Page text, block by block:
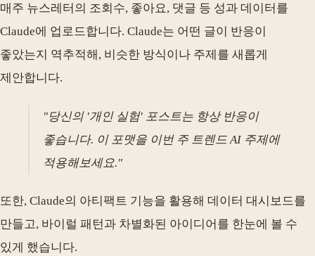
매주 뉴스레터의 조회수, 좋아요, 댓글 등 성과 데이터를
Claude에 업로드합니다. Claude는 어떤 글이 반응이
좋았는지 역추적해, 비슷한 방식이나 주제를 새롭게
제안합니다.
"당신의 '개인 실험' 포스트는 항상 반응이
좋습니다. 이 포맷을 이번 주 트렌드 AI 주제에
적용해보세요."
또한, Claude의 아티팩트 기능을 활용해 데이터 대시보드를
만들고, 바이럴 패턴과 차별화된 아이디어를 한눈에 볼 수
있게 했습니다.